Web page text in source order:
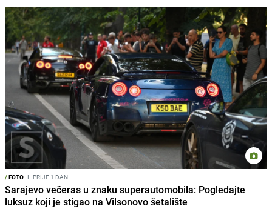
/FOTO I PRIJE 1 DAN
Sarajevo večeras u znaku superautomobila: Pogledajte
luksuz koji je stigao na Vilsonovo šetalište